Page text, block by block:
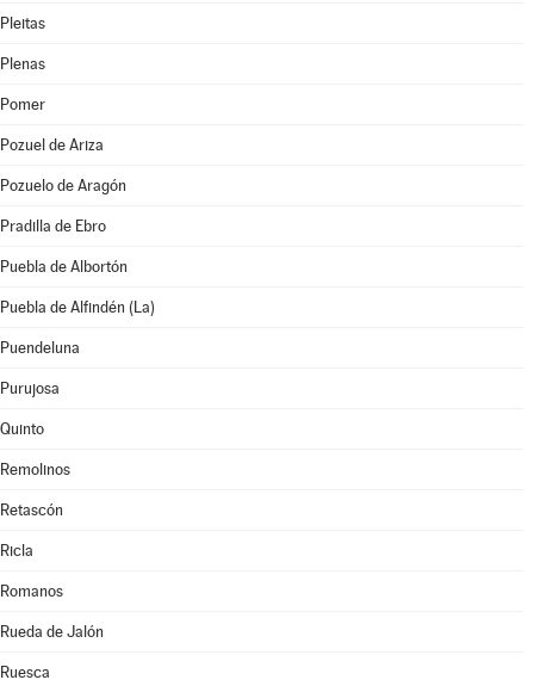
Pleitas
Plenas
Pomer
Pozuel de Ariza
Pozuelo de Aragón
Pradilla de Ebro
Puebla de Albortón
Puebla de Alfindén (La)
Puendeluna
Purujosa
Quinto
Remolinos
Retascón
Ricla
Romanos
Rueda de Jalón
Ruesca